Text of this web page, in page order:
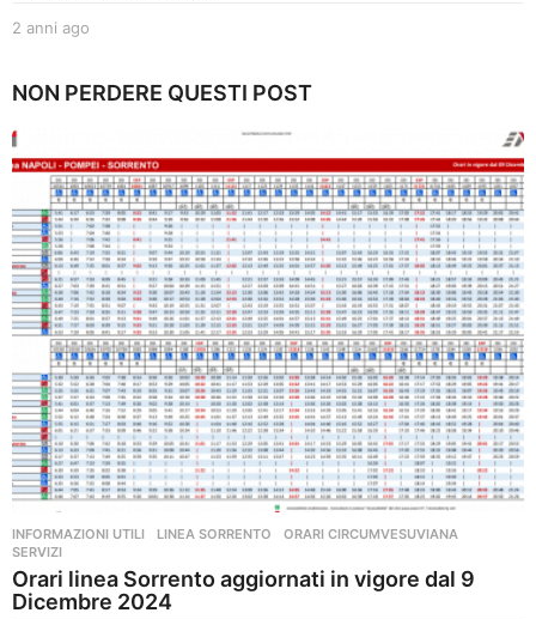
2 anni ago
n
g
o
NON PERDERE QUESTI POST
INFORMAZIONI UTILI ,LINEA SORRENTO ,ORARI CIRCUMVESUVIANA
SERVIZI
Orari linea Sorrento aggiornati in vigore dal 9
Dicembre 2024